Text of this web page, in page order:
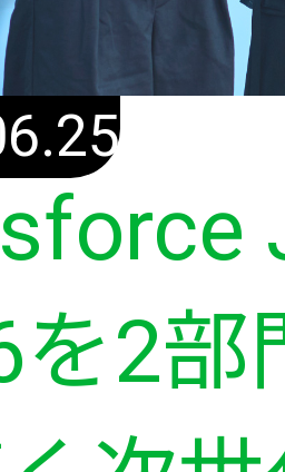
を2部